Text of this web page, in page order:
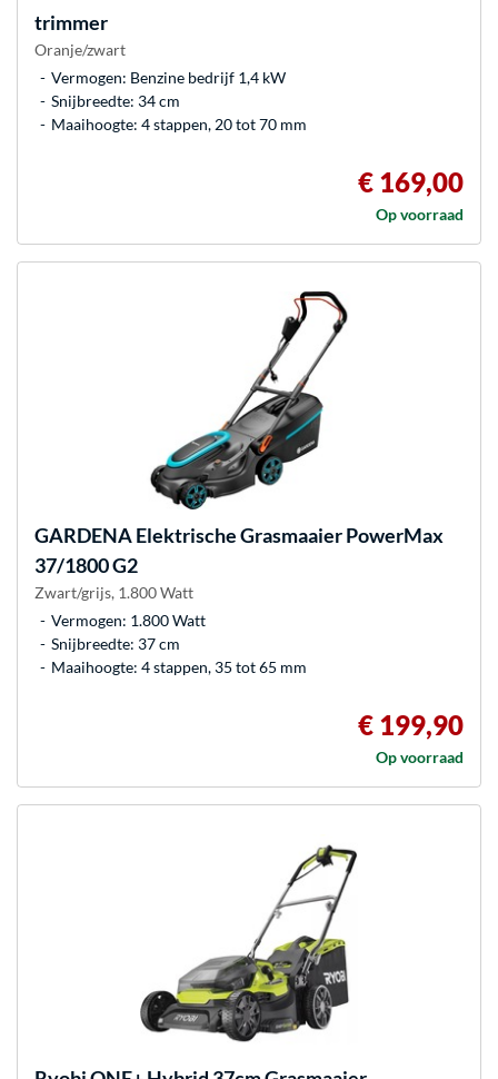
trimmer
Oranje/zwart
Vermogen: Benzine bedrijf 1,4 kW
Snijbreedte: 34 cm
Maaihoogte: 4 stappen, 20 tot 70 mm
€ 169,00
Op voorraad
GARDENAElektrische Grasmaaier PowerMax
37/1800 G2
Zwart/grijs, 1.800 Watt
Vermogen: 1.800 Watt
Snijbreedte: 37 cm
Maaihoogte: 4 stappen, 35 tot 65 mm
€ 199,90
Op voorraad